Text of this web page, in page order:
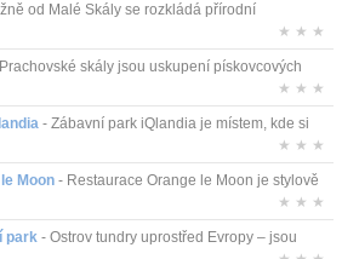
od Malé Skály se rozkládá přírodní
★ ★ ★
skály jsou uskupení pískovcových
★ ★ ★
- Zábavní park iQlandia je místem, kde si
★ ★ ★
Moon - Restaurace Orange le Moon je stylově
★ ★ ★
park - Ostrov tundry uprostřed Evropy – jsou